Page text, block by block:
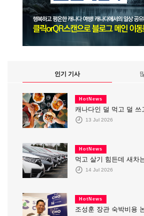
인기 기사
HotNews
캐나다인 덜 먹고 덜 쓰
13 Jul 2026
HotNews
먹고 살기 힘든데 새차
14 Jul 2026
HotNews
조성훈 장관 숙박비용